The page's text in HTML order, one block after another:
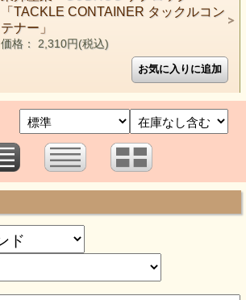
「TACKLE CONTAINER タックルコン
テナー」
価格： 2,310円(税込)